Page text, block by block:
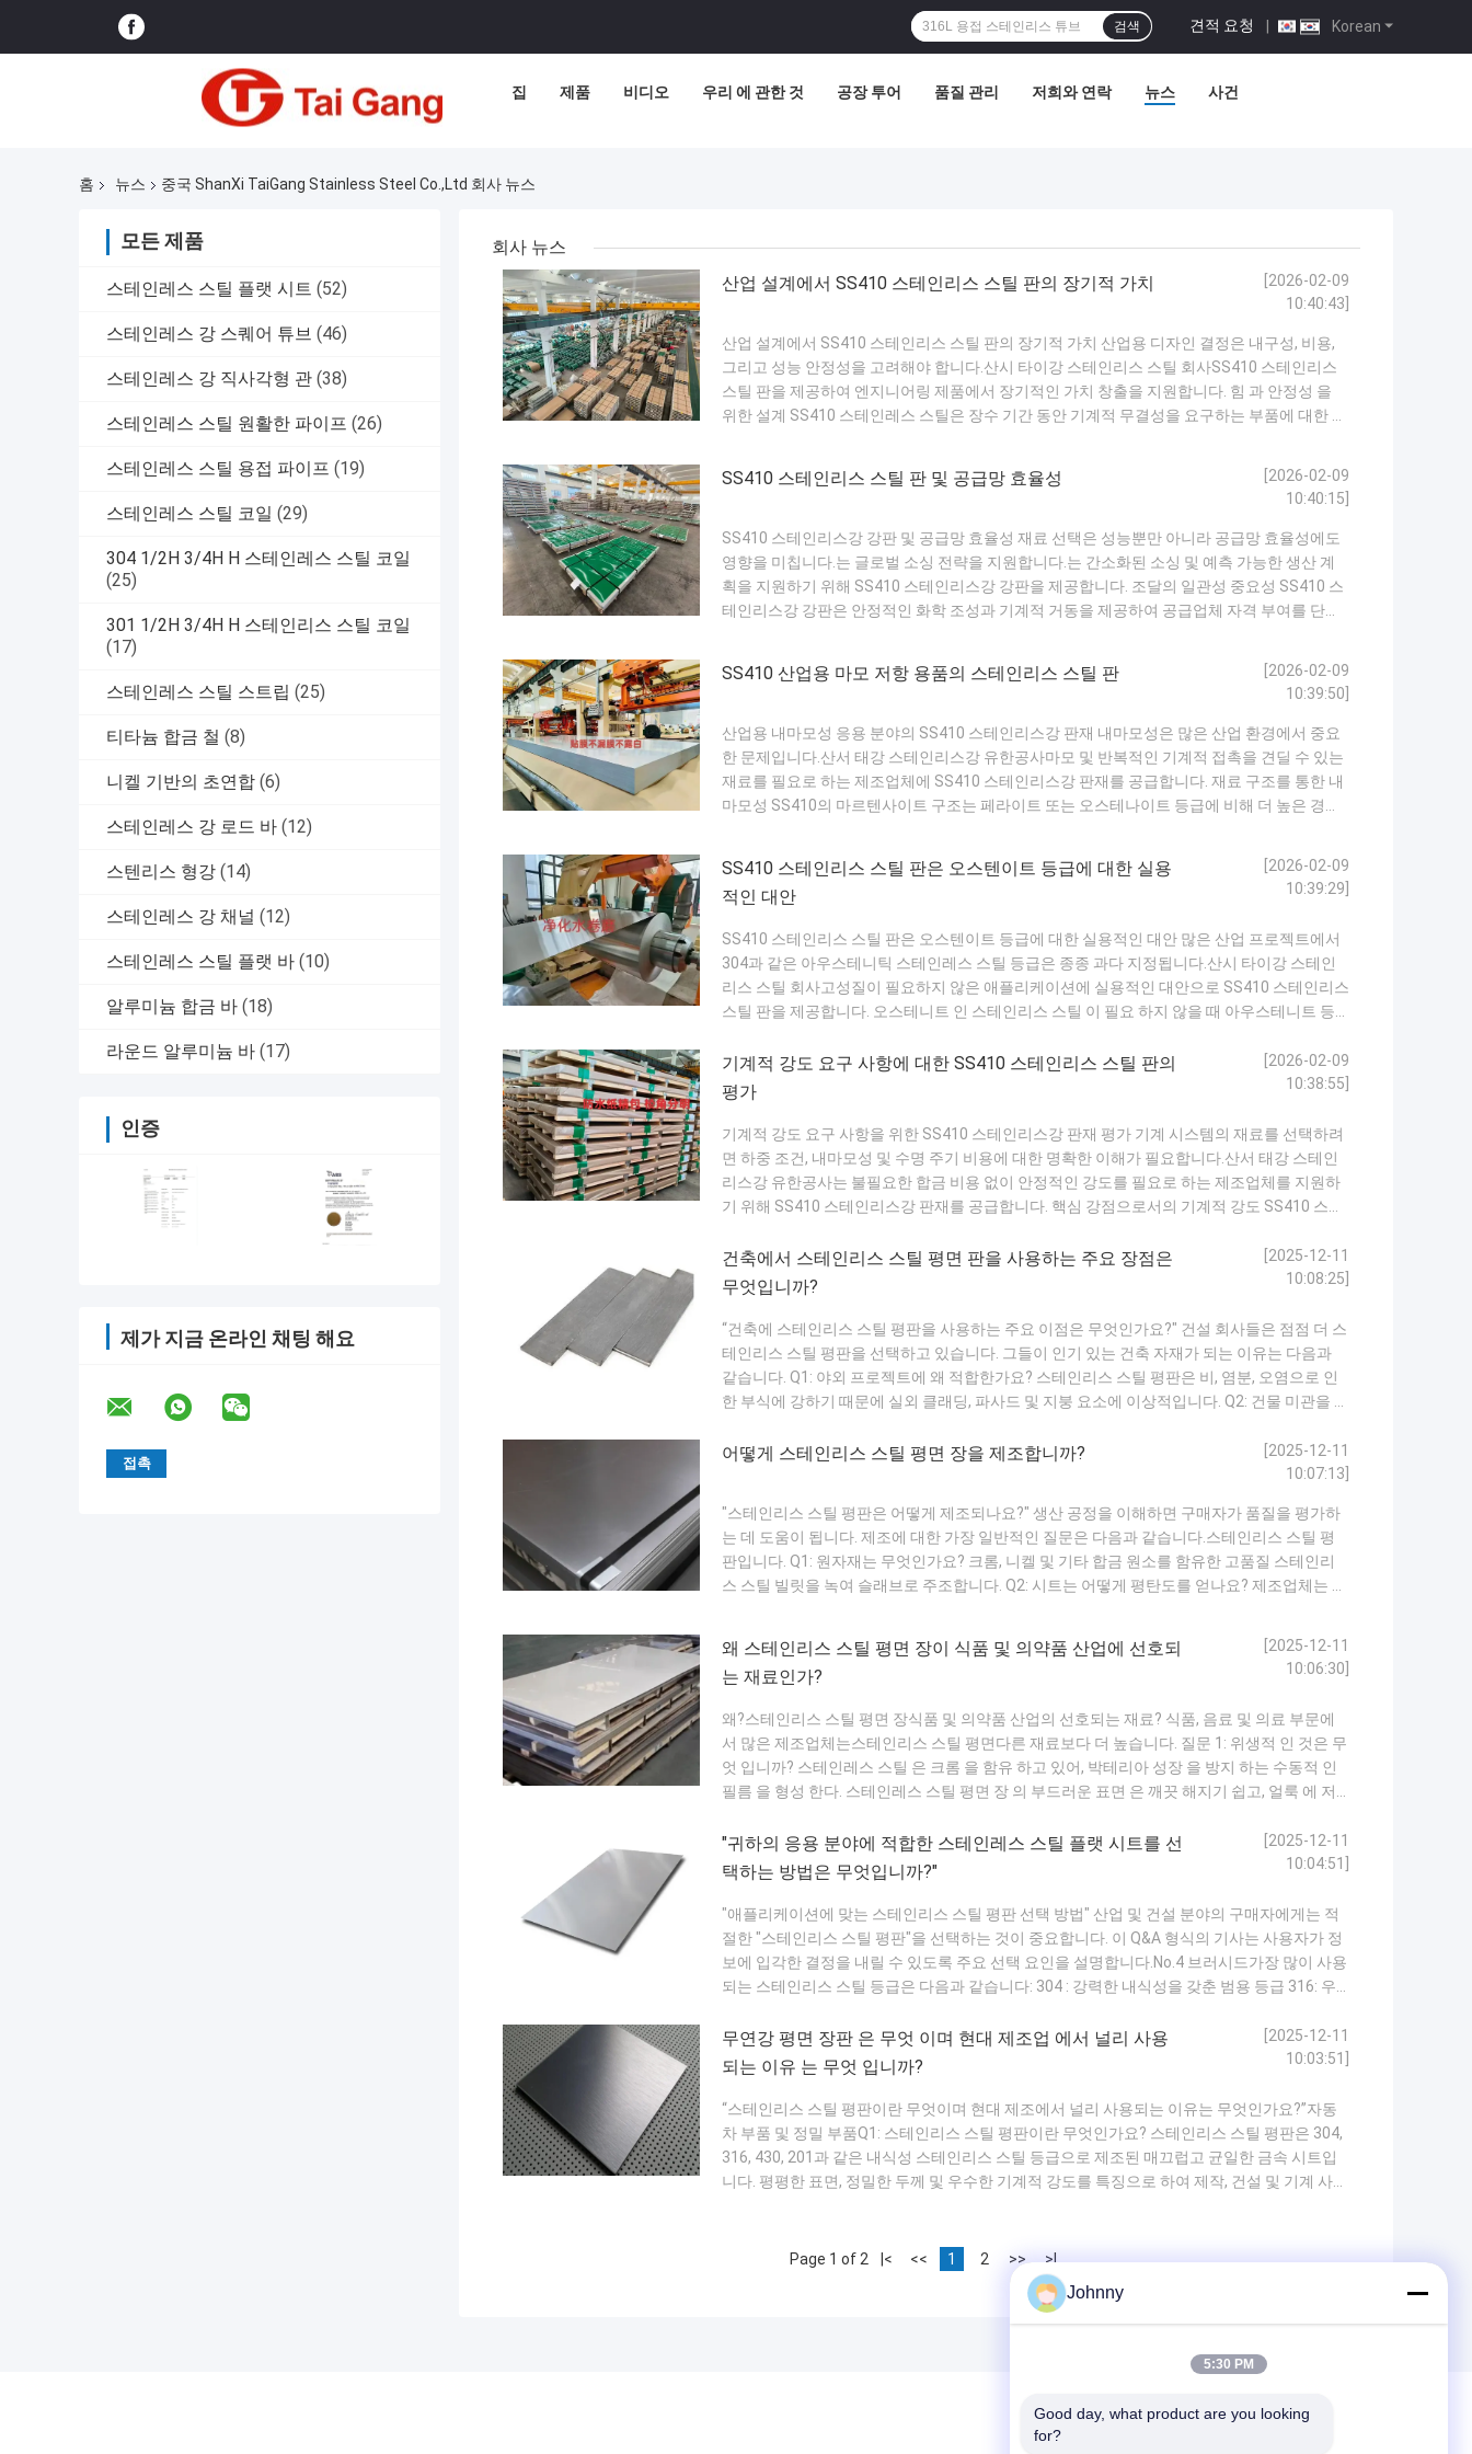
Korean
견적 요청 |
검색
집 제품 비디오 우리 에 관한 것 공장 투어 품질 관리 저희와 연락 뉴스 사건
홈 뉴스 중국 ShanXi TaiGang Stainless Steel Co.,Ltd 회사 뉴스
모든 제품
스테인레스 스틸 플랫 시트 (52)
스테인레스 강 스퀘어 튜브 (46)
스테인레스 강 직사각형 관 (38)
스테인레스 스틸 원활한 파이프 (26)
스테인레스 스틸 용접 파이프 (19)
스테인레스 스틸 코일 (29)
304 1/2H 3/4H H 스테인레스 스틸 코일
(25)
301 1/2H 3/4H H 스테인리스 스틸 코일
(17)
스테인레스 스틸 스트립 (25)
티타늄 합금 철 (8)
니켈 기반의 초연합 (6)
스테인레스 강 로드 바 (12)
스텐리스 형강 (14)
스테인레스 강 채널 (12)
스테인레스 스틸 플랫 바 (10)
알루미늄 합금 바 (18)
라운드 알루미늄 바 (17)
인증
제가 지금 온라인 채팅 해요
회사 뉴스
산업 설계에서 SS410 스테인리스 스틸 판의 장기적 가치
[2026-02-09
10:40:43]
산업 설계에서 SS410 스테인리스 스틸 판의 장기적 가치 산업용 디자인 결정은 내구성, 비용,
그리고 성능 안정성을 고려해야 합니다.산시 타이강 스테인리스 스틸 회사SS410 스테인리스
스틸 판을 제공하여 엔지니어링 제품에서 장기적인 가치 창출을 지원합니다. 힘 과 안정성 을
위한 설계 SS410 스테인레스 스틸은 장수 기간 동안 기계적 무결성을 요구하는 부품에 대한 신
자세히보기
SS410 스테인리스 스틸 판 및 공급망 효율성
[2026-02-09
10:40:15]
SS410 스테인리스강 강판 및 공급망 효율성 재료 선택은 성능뿐만 아니라 공급망 효율성에도
영향을 미칩니다.는 글로벌 소싱 전략을 지원합니다.는 간소화된 소싱 및 예측 가능한 생산 계
획을 지원하기 위해 SS410 스테인리스강 강판을 제공합니다. 조달의 일관성 중요성 SS410 스
테인리스강 강판은 안정적인 화학 조성과 기계적 거동을 제공하여 공급업체 자격 부여를 단순
자세히보기
SS410 산업용 마모 저항 용품의 스테인리스 스틸 판
[2026-02-09
10:39:50]
산업용 내마모성 응용 분야의 SS410 스테인리스강 판재 내마모성은 많은 산업 환경에서 중요
한 문제입니다.산서 태강 스테인리스강 유한공사마모 및 반복적인 기계적 접촉을 견딜 수 있는
재료를 필요로 하는 제조업체에 SS410 스테인리스강 판재를 공급합니다. 재료 구조를 통한 내
마모성 SS410의 마르텐사이트 구조는 페라이트 또는 오스테나이트 등급에 비해 더 높은 경도
자세히보기
SS410 스테인리스 스틸 판은 오스텐이트 등급에 대한 실용
적인 대안
[2026-02-09
10:39:29]
SS410 스테인리스 스틸 판은 오스텐이트 등급에 대한 실용적인 대안 많은 산업 프로젝트에서
304과 같은 아우스테니틱 스테인레스 스틸 등급은 종종 과다 지정됩니다.산시 타이강 스테인
리스 스틸 회사고성질이 필요하지 않은 애플리케이션에 실용적인 대안으로 SS410 스테인리스
스틸 판을 제공합니다. 오스테니트 인 스테인리스 스틸 이 필요 하지 않을 때 아우스테니트 등
으로 제공됩니다. 건조하거나 가벼운 부식 환경에서는SS410... 자세히보기
기계적 강도 요구 사항에 대한 SS410 스테인리스 스틸 판의
평가
[2026-02-09
10:38:55]
기계적 강도 요구 사항을 위한 SS410 스테인리스강 판재 평가 기계 시스템의 재료를 선택하려
면 하중 조건, 내마모성 및 수명 주기 비용에 대한 명확한 이해가 필요합니다.산서 태강 스테인
리스강 유한공사는 불필요한 합금 비용 없이 안정적인 강도를 필요로 하는 제조업체를 지원하
기 위해 SS410 스테인리스강 판재를 공급합니다. 핵심 강점으로서의 기계적 강도 SS410 스테
복적인 응력, 마찰 또는 충격을 받는 부품에 적합합니다. 엔지니어는 종종 ...
자세히보기
건축에서 스테인리스 스틸 평면 판을 사용하는 주요 장점은
무엇입니까?
[2025-12-11
10:08:25]
“건축에 스테인리스 스틸 평판을 사용하는 주요 이점은 무엇인가요?" 건설 회사들은 점점 더 스
테인리스 스틸 평판을 선택하고 있습니다. 그들이 인기 있는 건축 자재가 되는 이유는 다음과
같습니다. Q1: 야외 프로젝트에 왜 적합한가요? 스테인리스 스틸 평판은 비, 염분, 오염으로 인
한 부식에 강하기 때문에 실외 클래딩, 파사드 및 지붕 요소에 이상적입니다. Q2: 건물 미관을 어
적이고 깔끔하며 고급스러운 시각적 매력을 제공합니다. Q3: 내구성은 ...
자세히보기
어떻게 스테인리스 스틸 평면 장을 제조합니까?
[2025-12-11
10:07:13]
"스테인리스 스틸 평판은 어떻게 제조되나요?" 생산 공정을 이해하면 구매자가 품질을 평가하
는 데 도움이 됩니다. 제조에 대한 가장 일반적인 질문은 다음과 같습니다.스테인리스 스틸 평
판입니다. Q1: 원자재는 무엇인가요? 크롬, 니켈 및 기타 합금 원소를 함유한 고품질 스테인리
스 스틸 빌릿을 녹여 슬래브로 주조합니다. Q2: 시트는 어떻게 평탄도를 얻나요? 제조업체는 열
자세히보기
왜 스테인리스 스틸 평면 장이 식품 및 의약품 산업에 선호되
는 재료인가?
[2025-12-11
10:06:30]
왜?스테인리스 스틸 평면 장식품 및 의약품 산업의 선호되는 재료? 식품, 음료 및 의료 부문에
서 많은 제조업체는스테인리스 스틸 평면다른 재료보다 더 높습니다. 질문 1: 위생적 인 것은 무
엇 입니까? 스테인레스 스틸 은 크롬 을 함유 하고 있어, 박테리아 성장 을 방지 하는 수동적 인
필름 을 형성 한다. 스테인레스 스틸 평면 장 의 부드러운 표면 은 깨끗 해지기 쉽고, 얼룩 에 저
온 에 저항 하는 재료 를 필요로 한다. 스테인... 자세히보기
"귀하의 응용 분야에 적합한 스테인레스 스틸 플랫 시트를 선
택하는 방법은 무엇입니까?"
[2025-12-11
10:04:51]
"애플리케이션에 맞는 스테인리스 스틸 평판 선택 방법" 산업 및 건설 분야의 구매자에게는 적
절한 "스테인리스 스틸 평판"을 선택하는 것이 중요합니다. 이 Q&A 형식의 기사는 사용자가 정
보에 입각한 결정을 내릴 수 있도록 주요 선택 요인을 설명합니다.No.4 브러시드가장 많이 사용
되는 스테인리스 스틸 등급은 다음과 같습니다: 304 : 강력한 내식성을 갖춘 범용 등급 316: 우
올바른 등급을 선택하면 장기적인 성능을 보장합니다.Q2...자세히보기
무연강 평면 장판 은 무엇 이며 현대 제조업 에서 널리 사용
되는 이유 는 무엇 입니까?
[2025-12-11
10:03:51]
“스테인리스 스틸 평판이란 무엇이며 현대 제조에서 널리 사용되는 이유는 무엇인가요?”자동
차 부품 및 정밀 부품Q1: 스테인리스 스틸 평판이란 무엇인가요? 스테인리스 스틸 평판은 304,
316, 430, 201과 같은 내식성 스테인리스 스틸 등급으로 제조된 매끄럽고 균일한 금속 시트입
니다. 평평한 표면, 정밀한 두께 및 우수한 기계적 강도를 특징으로 하여 제작, 건설 및 기계 사용
Page 1 of 2
|< << 1 2 >> >|
Johnny
5:30 PM
Good day, what product are you looking
for?